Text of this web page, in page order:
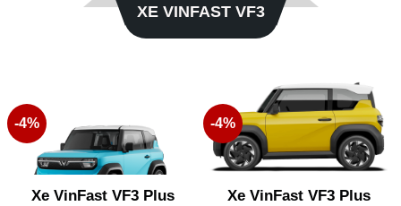
XE VINFAST VF3
-4%
Xe VinFast VF3 Plus
-4%
Xe VinFast VF3 Plus